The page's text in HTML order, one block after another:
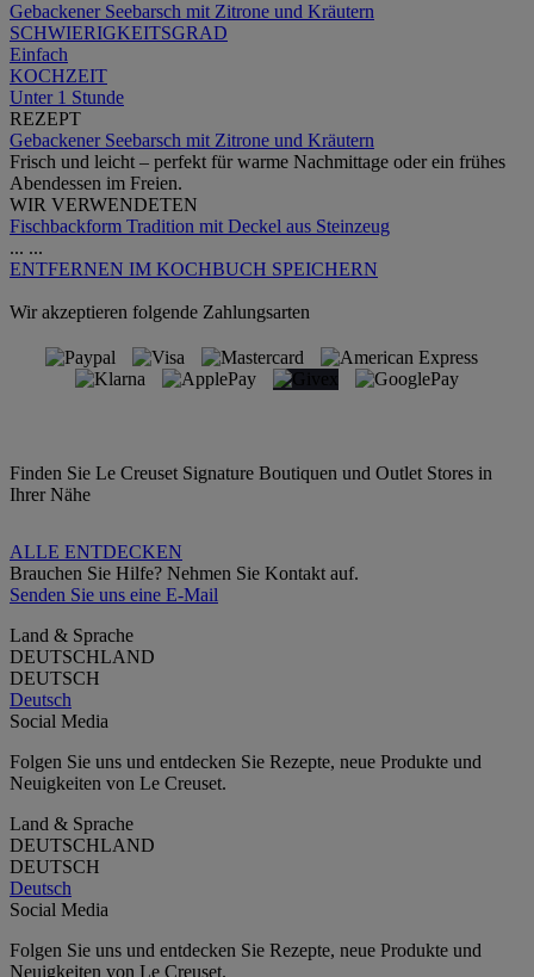
Gebackener Seebarsch mit Zitrone und Kräutern
SCHWIERIGKEITSGRAD
Einfach
KOCHZEIT
Unter 1 Stunde
REZEPT
Gebackener Seebarsch mit Zitrone und Kräutern
Frisch und leicht – perfekt für warme Nachmittage oder ein frühes
Abendessen im Freien.
WIR VERWENDETEN
Fischbackform Tradition mit Deckel aus Steinzeug
... ...
ENTFERNEN IM KOCHBUCH SPEICHERN
Wir akzeptieren folgende Zahlungsarten
Finden Sie Le Creuset Signature Boutiquen und Outlet Stores in
Ihrer Nähe
ALLE ENTDECKEN
Brauchen Sie Hilfe? Nehmen Sie Kontakt auf.
Senden Sie uns eine E-Mail
Land & Sprache
DEUTSCHLAND
DEUTSCH
Deutsch
Social Media
Folgen Sie uns und entdecken Sie Rezepte, neue Produkte und
Neuigkeiten von Le Creuset.
Land & Sprache
DEUTSCHLAND
DEUTSCH
Deutsch
Social Media
Folgen Sie uns und entdecken Sie Rezepte, neue Produkte und
Neuigkeiten von Le Creuset.